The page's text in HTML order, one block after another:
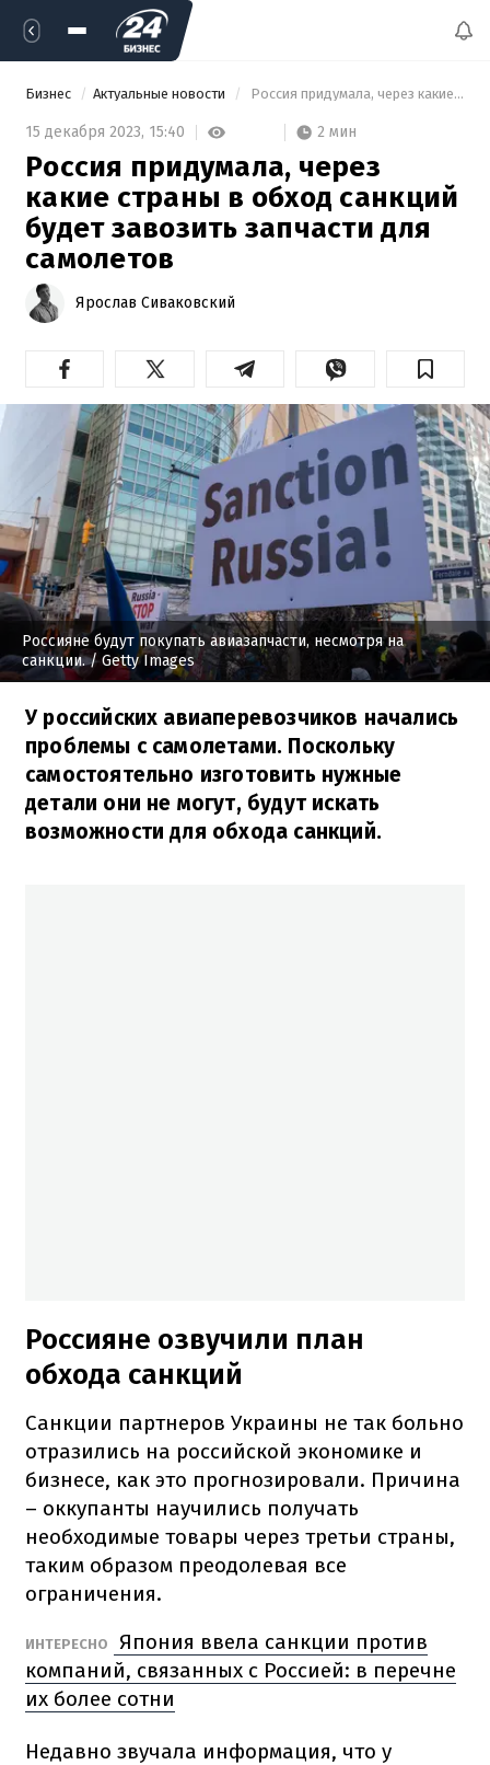
Бизнес Актуальные новости Россия придумала, через какие страны в обход санкций будет завозить запчасти для самолетов
15 декабря 2023, 15:40 2 мин
Россия придумала, через
какие страны в обход санкций
будет завозить запчасти для
самолетов
Ярослав Сиваковский
Россияне будут покупать авиазапчасти, несмотря на
санкции./ Getty Images
У российских авиаперевозчиков начались
проблемы с самолетами. Поскольку
самостоятельно изготовить нужные
детали они не могут, будут искать
возможности для обхода санкций.
Россияне озвучили план
обхода санкций
Санкции партнеров Украины не так больно
отразились на российской экономике и
бизнесе, как это прогнозировали. Причина
– оккупанты научились получать
необходимые товары через третьи страны,
таким образом преодолевая все
ограничения.
ИНТЕРЕСНО
Япония ввела санкции против
компаний, связанных с Россией: в перечне
их более сотни
Недавно звучала информация, что у